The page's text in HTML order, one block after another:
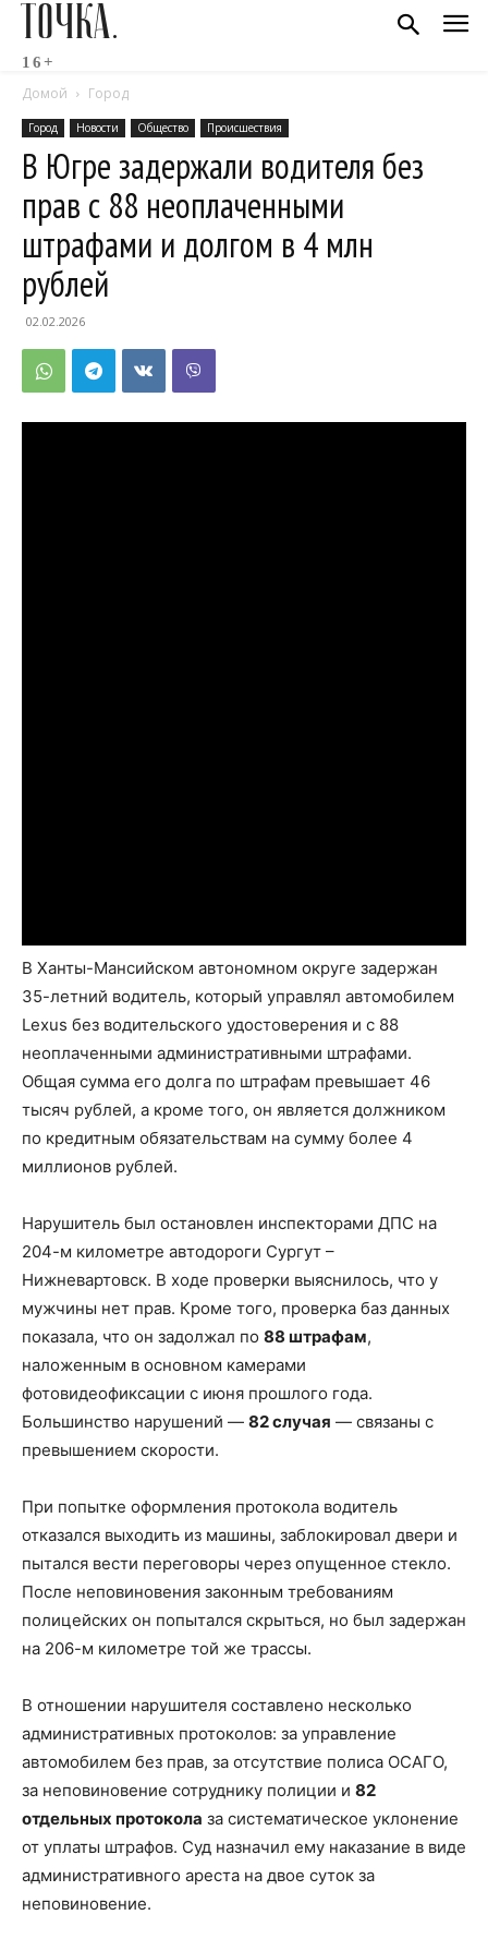
ТОЧКА.
16+
Домой Город
Город Новости Общество Происшествия
В Югре задержали водителя без
прав с 88 неоплаченными
штрафами и долгом в 4 млн
рублей
02.02.2026
В Ханты-Мансийском автономном округе задержан
35-летний водитель, который управлял автомобилем
Lexus без водительского удостоверения и с 88
неоплаченными административными штрафами.
Общая сумма его долга по штрафам превышает 46
тысяч рублей, а кроме того, он является должником
по кредитным обязательствам на сумму более 4
миллионов рублей.
Нарушитель был остановлен инспекторами ДПС на
204-м километре автодороги Сургут –
Нижневартовск. В ходе проверки выяснилось, что у
мужчины нет прав. Кроме того, проверка баз данных
показала, что он задолжал по 88 штрафам,
наложенным в основном камерами
фотовидеофиксации с июня прошлого года.
Большинство нарушений — 82 случая — связаны с
превышением скорости.
При попытке оформления протокола водитель
отказался выходить из машины, заблокировал двери и
пытался вести переговоры через опущенное стекло.
После неповиновения законным требованиям
полицейских он попытался скрыться, но был задержан
на 206-м километре той же трассы.
В отношении нарушителя составлено несколько
административных протоколов: за управление
автомобилем без прав, за отсутствие полиса ОСАГО,
за неповиновение сотруднику полиции и 82
отдельных протокола за систематическое уклонение
от уплаты штрафов. Суд назначил ему наказание в виде
административного ареста на двое суток за
неповиновение.